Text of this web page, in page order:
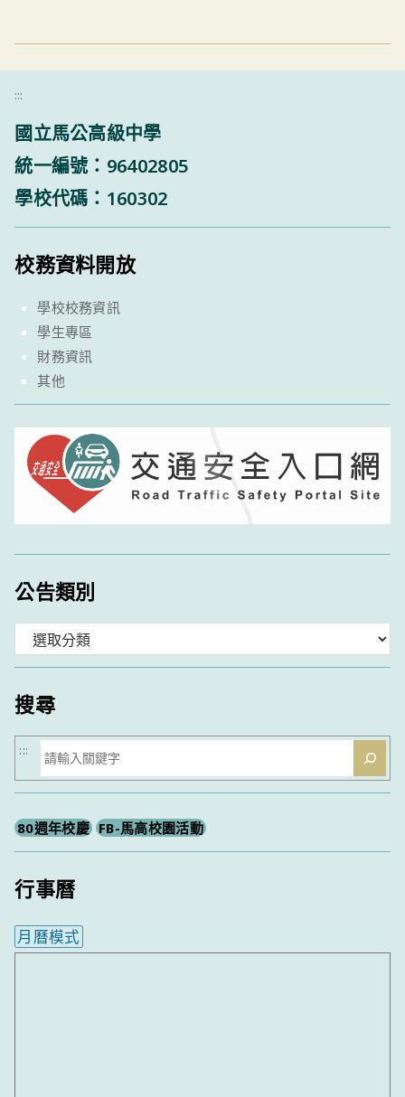
:::
國立馬公高級中學
統一編號：96402805
學校代碼：160302
校務資料開放
學校校務資訊
學生專區
財務資訊
其他
公告類別
類
搜尋
搜
尋
:::
80週年校慶 FB-馬高校園活動
行事曆
月曆模式